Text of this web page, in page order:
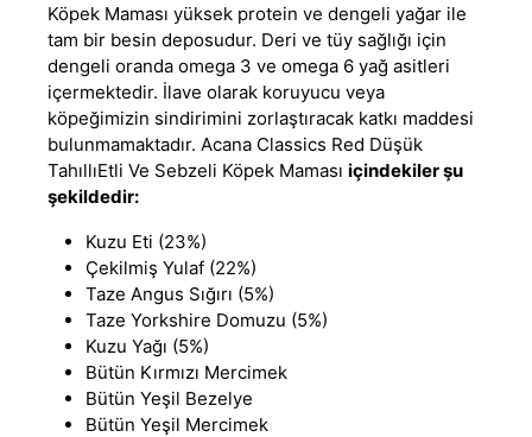
Köpek Maması yüksek protein ve dengeli yağar ile
tam bir besin deposudur. Deri ve tüy sağlığı için
dengeli oranda omega 3 ve omega 6 yağ asitleri
içermektedir. İlave olarak koruyucu veya
köpeğimizin sindirimini zorlaştıracak katkı maddesi
bulunmamaktadır. Acana Classics Red Düşük
TahıllıEtli Ve Sebzeli Köpek Maması içindekiler şu
şekildedir:
Kuzu Eti (23%)
Çekilmiş Yulaf (22%)
Taze Angus Sığırı (5%)
Taze Yorkshire Domuzu (5%)
Kuzu Yağı (5%)
Bütün Kırmızı Mercimek
Bütün Yeşil Bezelye
Bütün Yeşil Mercimek